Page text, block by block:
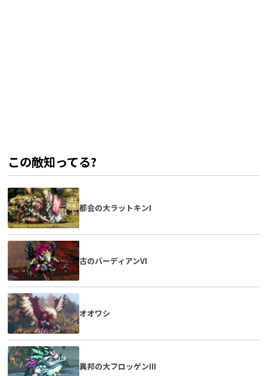
この敵知ってる?
都会の大ラットキンI
古のバーディアンVI
オオワシ
異邦の大フロッゲンIII